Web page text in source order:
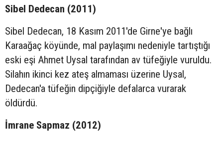
Sibel Dedecan (2011)
Sibel Dedecan, 18 Kasım 2011'de Girne'ye bağlı
Karaağaç köyünde, mal paylaşımı nedeniyle tartıştığı
eski eşi Ahmet Uysal tarafından av tüfeğiyle vuruldu.
Silahın ikinci kez ateş almaması üzerine Uysal,
Dedecan'a tüfeğin dipçiğiyle defalarca vurarak
öldürdü.
İmrane Sapmaz (2012)